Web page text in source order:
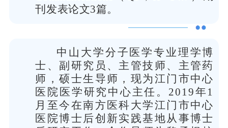
刊发表论文3篇。
中山大学分子医学专业理学博
士、副研究员、主管技师、主管药
师，硕士生导师，现为江门市中心
医院医学研究中心主任。2019年1
月至今在南方医科大学江门市中心
医院博士后创新实践基地从事博士